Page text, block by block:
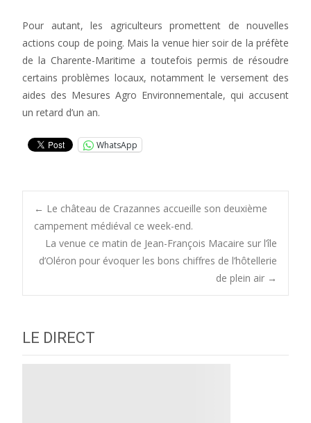
Pour autant, les agriculteurs promettent de nouvelles
actions coup de poing. Mais la venue hier soir de la préfète
de la Charente-Maritime a toutefois permis de résoudre
certains problèmes locaux, notamment le versement des
aides des Mesures Agro Environnementale, qui accusent
un retard d’un an.
WhatsApp
Post
navigation
← Le château de Crazannes accueille son deuxième
campement médiéval ce week-end.
La venue ce matin de Jean-François Macaire sur l’île
d’Oléron pour évoquer les bons chiffres de l’hôtellerie
de plein air →
LE DIRECT